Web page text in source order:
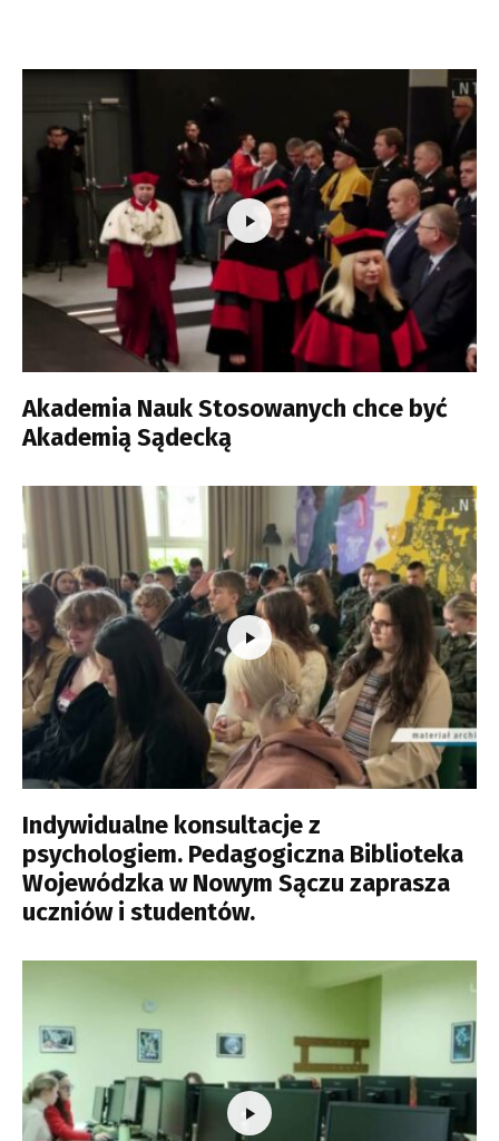
Akademia Nauk Stosowanych chce być
Akademią Sądecką
Indywidualne konsultacje z
psychologiem. Pedagogiczna Biblioteka
Wojewódzka w Nowym Sączu zaprasza
uczniów i studentów.